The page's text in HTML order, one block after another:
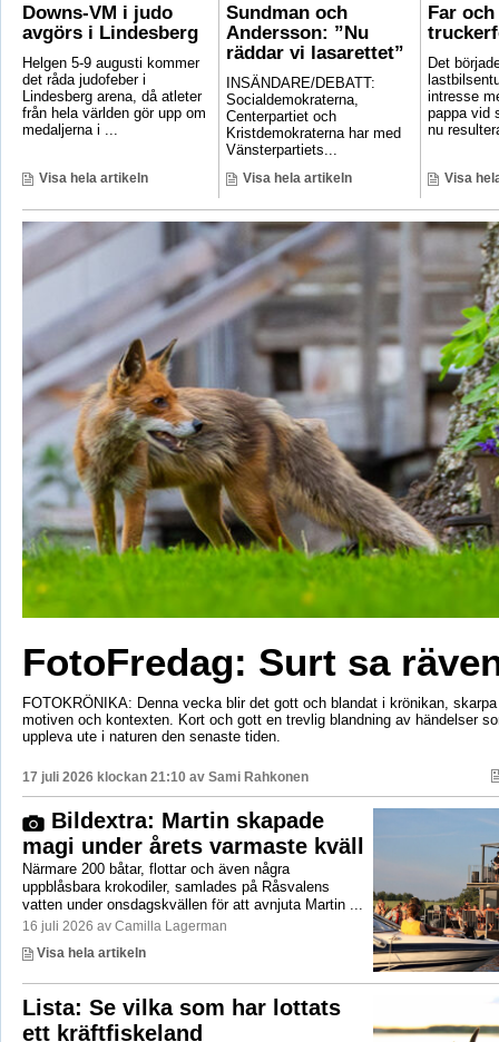
Downs-VM i judo
avgörs i Lindesberg
Helgen 5-9 augusti kommer
det råda judofeber i
Lindesberg arena, då atleter
från hela världen gör upp om
medaljerna i ...
Visa hela artikeln
Sundman och
Andersson: ”Nu
räddar vi lasarettet”
INSÄNDARE/DEBATT:
Socialdemokraterna,
Centerpartiet och
Kristdemokraterna har med
Vänsterpartiets...
Visa hela artikeln
Far
Det
intresse
pappa vid
nu
Visa
FotoFredag: Surt sa
FOTOKRÖNIKA: Denna vecka blir det gott och blandat i krönikan,
motiven och kontexten. Kort och gott en trevlig blandning av händelser
uppleva ute i naturen den senaste tiden.
17 juli 2026 klockan 21:10 av Sami Rahkonen
Bildextra: Martin skapade
magi under årets varmaste kväll
Närmare 200 båtar, flottar och även några
uppblåsbara krokodiler, samlades på Råsvalens
vatten under onsdagskvällen för att avnjuta Martin ...
16 juli 2026 av Camilla Lagerman
Visa hela artikeln
Lista: Se vilka som har lottats
ett kräftfiskeland